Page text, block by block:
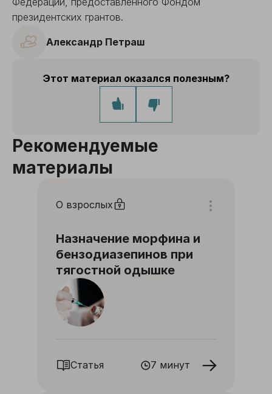
президентских грантов.
Александр Петраш
Этот материал оказался полезным?
Рекомендуемые
материалы
О взрослых
Назначение морфина и
бензодиазепинов при
тягостной одышке
Статья 7 минут